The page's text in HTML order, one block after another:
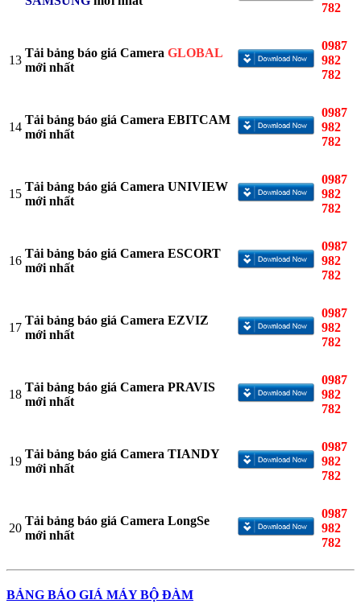
782
13
Tải bảng báo giá Camera GLOBAL
mới nhất
0987
982
782
14
Tải bảng báo giá Camera EBITCAM
mới nhất
0987
982
782
15
Tải bảng báo giá Camera UNIVIEW
mới nhất
0987
982
782
16
Tải bảng báo giá Camera ESCORT
mới nhất
0987
982
782
17
Tải bảng báo giá Camera EZVIZ
mới nhất
0987
982
782
18
Tải bảng báo giá Camera PRAVIS
mới nhất
0987
982
782
19
Tải bảng báo giá Camera TIANDY
mới nhất
0987
982
782
20
Tải bảng báo giá Camera LongSe
mới nhất
0987
982
782
BẢNG BÁO GIÁ MÁY BỘ ĐÀM